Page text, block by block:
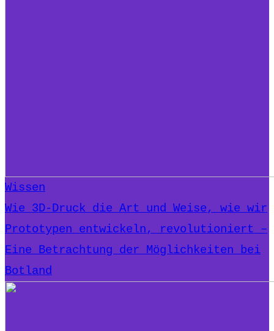
Wissen
Wie 3D-Druck die Art und Weise, wie wir
Prototypen entwickeln, revolutioniert –
Eine Betrachtung der Möglichkeiten bei
Botland